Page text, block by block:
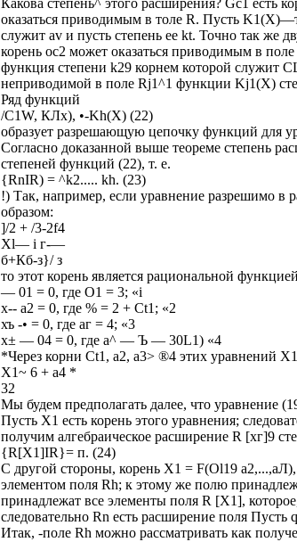
оказаться приводимым в толе R. Пусть
служит av и пусть степень ее kt. Точно так же
корень ос2 может оказаться приводимым в
функция степени k29 корнем которой служит
неприводимой в поле Rj1^1 функции Kj1(X)
Ряд функций
/C1W, КЛх), •-Kh(X) (22)
образует разрешающую цепочку функций для
Согласно доказанной выше теореме степень
степеней функций (22), т. е.
{RnIR) = ^k2..... kh. (23)
!) Так, например, если уравнение разрешимо в
образом:
]/2 + /3-2f4
Xl— і г-—
б+Кб-з}/ з
то этот корень является рациональной
— 01 = 0, где O1 = 3; «і
х-- а2 = 0, где % = 2 + Ct1; «2
хъ -• = 0, где аг = 4; «3
х± — 04 = 0, где а^ — Ъ — 30L1) «4
*Через корни Ct1, а2, а3> ®4 этих уравнений
Х1~ 6 + a4 *
32
Мы будем предполагать далее, что уравнение
Пусть X1 есть корень этого уравнения;
получим алгебраическое расширение R [хг]9
{R[X1]IR}= п. (24)
С другой стороны, корень X1 = F(Ol19
элементом поля Rh; к этому же полю
принадлежат все элементы поля R [X1],
следовательно Rn есть расширение поля Пусть
Итак, -поле Rh можно рассматривать как